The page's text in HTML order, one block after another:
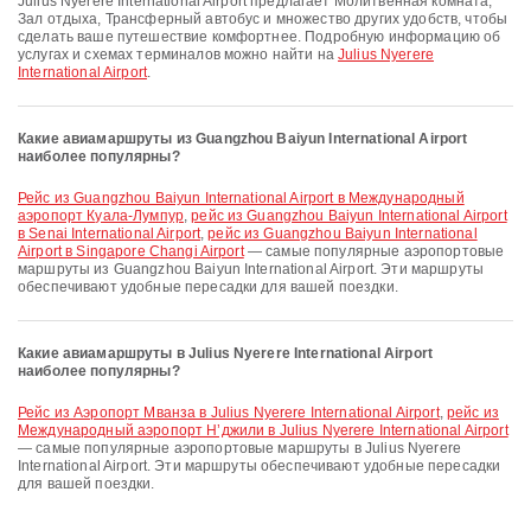
Зал отдыха, Трансферный автобус и множество других удобств, чтобы
сделать ваше путешествие комфортнее. Подробную информацию об
услугах и схемах терминалов можно найти наJulius Nyerere
International Airport.
Какие авиамаршруты из Guangzhou Baiyun International Airport
наиболее популярны?
рейс из Guangzhou Baiyun International Airport в Международный
аэропорт Куала-Лумпур,рейс из Guangzhou Baiyun International Airport
в Senai International Airport,рейс из Guangzhou Baiyun International
Airport в Singapore Changi Airport— самые популярные аэропортовые
маршруты из Guangzhou Baiyun International Airport. Эти маршруты
обеспечивают удобные пересадки для вашей поездки.
Какие авиамаршруты в Julius Nyerere International Airport
наиболее популярны?
рейс из Аэропорт Мванза в Julius Nyerere International Airport, рейс из
Международный аэропорт Н’джили в Julius Nyerere International Airport
— самые популярные аэропортовые маршруты в Julius Nyerere
International Airport. Эти маршруты обеспечивают удобные пересадки
для вашей поездки.